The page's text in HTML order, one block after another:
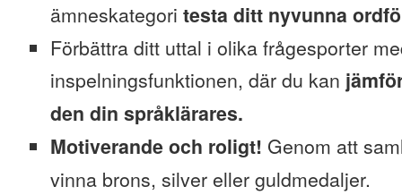
ämneskategori testa ditt nyvunna
Förbättra ditt uttal i olika frågesporter
inspelningsfunktionen, där du kan
den din språklärares.
Motiverande och roligt! Genom att
vinna brons, silver eller guldmedaljer.